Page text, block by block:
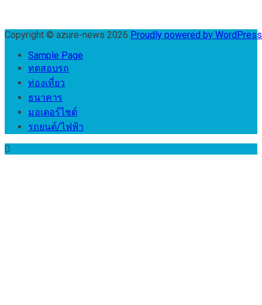
Copyright © azure-news 2026 Proudly powered by
Sample Page
ทดสอบรถ
ท่องเที่ยว
ธนาคาร
มอเตอร์ไชต์
รถยนต์/ไฟฟ้า